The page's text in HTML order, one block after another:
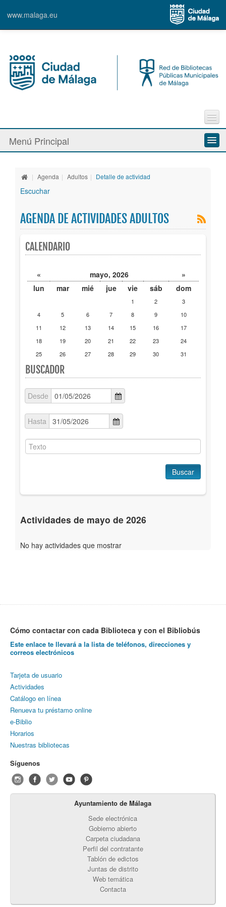
www.malaga.eu
Trámites en línea
e-Biblio
Menú Principal
Nuestras bibliotecas
Servicios
Busca tu libro
Agenda
| Agenda | Adultos | Detalle de actividad
Escuchar
AGENDA DE ACTIVIDADES ADULTOS
CALENDARIO
« mayo, 2026
»
lun
mar mié jue vie sáb dom
1 2
3
4
5 6 7 8 9
10
11
12 13 14 15 16
17
18
19 20 21 22 23
24
25
26 27 28 29 30 31
BUSCADOR
Desde
Hasta
Buscar
Actividades de mayo de 2026
No hay actividades que mostrar
Cómo contactar con cada Biblioteca y con el Bibliobús
Este enlace te llevará a la lista de teléfonos, direcciones y
correos electrónicos
Tarjeta de usuario
Actividades
Catálogo en línea
Renueva tu préstamo online
e-Biblio
Horarios
Nuestras bibliotecas
Síguenos
Ayuntamiento de Málaga
Sede electrónica
Gobierno abierto
Carpeta ciudadana
Perfil del contratante
Tablón de edictos
Juntas de distrito
Web temática
Contacta